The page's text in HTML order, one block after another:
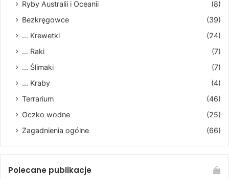
Ryby Australii i Oceanii
(8)
Bezkręgowce
(39)
... Krewetki
(24)
... Raki
(7)
... Ślimaki
(7)
... Kraby
(4)
Terrarium
(46)
Oczko wodne
(25)
Zagadnienia ogólne
(66)
Polecane publikacje